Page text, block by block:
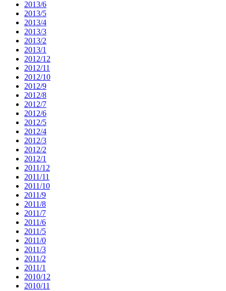
2013/6
2013/5
2013/4
2013/3
2013/2
2013/1
2012/12
2012/11
2012/10
2012/9
2012/8
2012/7
2012/6
2012/5
2012/4
2012/3
2012/2
2012/1
2011/12
2011/11
2011/10
2011/9
2011/8
2011/7
2011/6
2011/5
2011/0
2011/3
2011/2
2011/1
2010/12
2010/11